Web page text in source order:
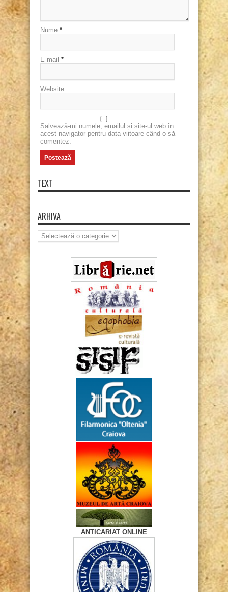
Nume *
E-mail *
Website
Salvează-mi numele, emailul și site-ul web în
acest navigator pentru data viitoare când o să
comentez.
TEXT
ARHIVA
Arhiva
ANTICARIAT ONLINE